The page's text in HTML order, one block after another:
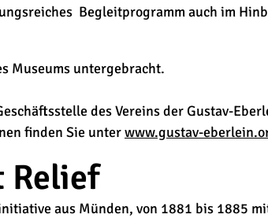
Begleitprogramm auch im
Museums untergebracht.
des Vereins der Gustav-
finden Sie unterwww.gustav-
Relief
aus Münden, von 1881 bis 1885